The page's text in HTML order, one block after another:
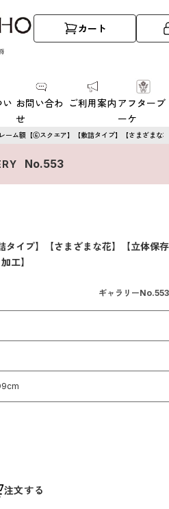
カート
い お問い合わ
せ
ご利用案内 アフターブ
ーケ
ーム額【⑥スクエア】【敷詰タイプ】【さまざまな
No.553
イプ】【さまざまな花】【立体保存
加工】
ギャラリーNo.553
注文する